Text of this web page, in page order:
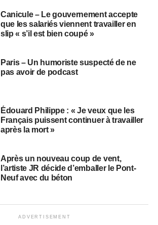
Canicule – Le gouvernement accepte
que les salariés viennent travailler en
slip « s’il est bien coupé »
Paris – Un humoriste suspecté de ne
pas avoir de podcast
Édouard Philippe : « Je veux que les
Français puissent continuer à travailler
après la mort »
Après un nouveau coup de vent,
l’artiste JR décide d’emballer le Pont-
Neuf avec du béton
ADVERTISEMENT